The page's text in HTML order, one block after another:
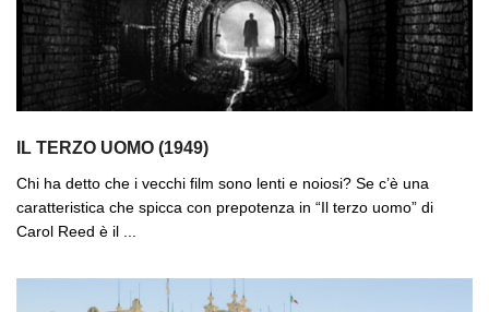
IL TERZO UOMO (1949)
Chi ha detto che i vecchi film sono lenti e noiosi? Se c’è una
caratteristica che spicca con prepotenza in “Il terzo uomo” di
Carol Reed è il ...